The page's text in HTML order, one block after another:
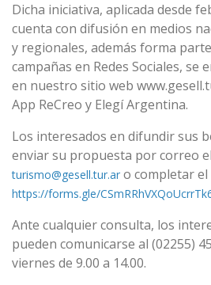
Dicha iniciativa, aplicada desde
cuenta con difusión en medios
y regionales, además forma
campañas en Redes Sociales, se
en nuestro sitio web
App ReCreo y Elegí Argentina.
Los interesados en difundir sus
enviar su propuesta por correo
turismo@gesell.tur.ar o completar
https://forms.gle/
Ante cualquier consulta, los
pueden comunicarse al (02255)
viernes de 9.00 a 14.00.